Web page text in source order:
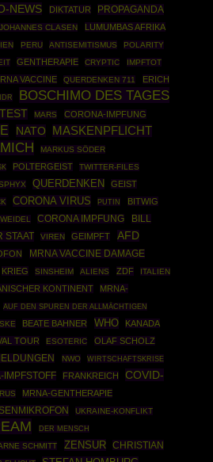
NEWS DIKTATUR PROPAGANDA
JOHANNES CLASEN LUMUMBAS AFRIKA
PERU ANTISEMITISMUS POLARITY
GENTHERAPIE CRYPTIC
IMPFTOT
VACCINE QUERDENKEN 711
ERICH
BOSCHIMO DES TAGES
MARS CORONA-IMPFUNG
NATO MASKENPFLICHT
MARKUS SÖDER
POLTERGEIST
TWITTER-FILES
QUERDENKEN
GEIST
CORONA VIRUS PUTIN BITWIG
CORONA IMPFUNG
BILL
STAAT VIREN GEIMPFT AFD
MRNA VACCINE DAMAGE
KRIEG SINSHEIM ALIENS ZDF ITALIEN
KONTINENT
MRNA-
AUF DEN SPUREN DER ALLMÄCHTIGEN
BEATE BAHNER WHO KANADA
TOUR ESOTERIC OLAF SCHOLZ
NWO WIRTSCHAFTSKRISE
IMPFSTOFF FRANKREICH
COVID-
MRNA-GENTHERAPIE
UKRAINE-KONFLIKT
DER MENSCH
SCHMITT ZENSUR
CHRISTIAN